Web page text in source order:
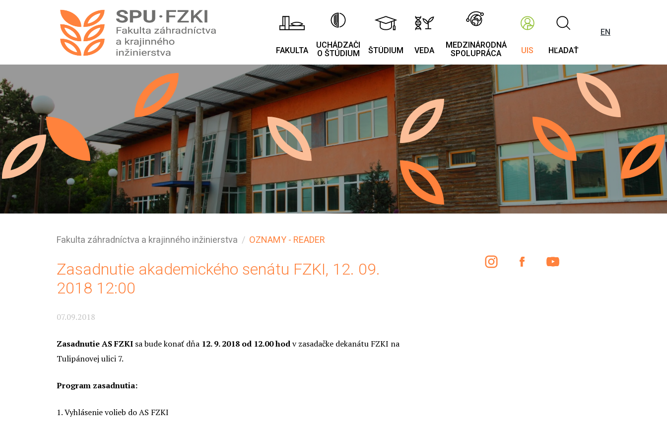
FAKULTA
UCHÁDZAČI
O ŠTÚDIUM
ŠTÚDIUM VEDA
MEDZINÁRODNÁ
SPOLUPRÁCA
UIS HĽADAŤ
EN
Fakulta záhradníctva a krajinného inžinierstva OZNAMY - READER
Zasadnutie akademického senátu FZKI, 12. 09.
2018 12:00
07.09.2018
Zasadnutie AS FZKI sa bude konať dňa 12. 9. 2018 od 12.00 hodv zasadačke dekanátu FZKI na
Tulipánovej ulici 7.
Program zasadnutia:
1. Vyhlásenie volieb do AS FZKI